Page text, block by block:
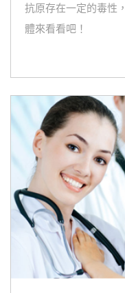
抗原存在一定的毒性
體來看看吧！